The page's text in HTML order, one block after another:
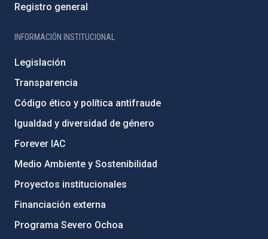
Registro general
INFORMACIÓN INSTITUCIONAL
Legislación
Transparencia
Código ético y política antifraude
Igualdad y diversidad de género
Forever IAC
Medio Ambiente y Sostenibilidad
Proyectos institucionales
Financiación externa
Programa Severo Ochoa